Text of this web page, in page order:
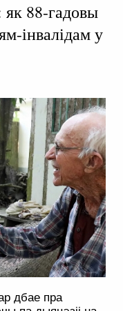
як 88-гадовы
інвалідам у
дбае пра